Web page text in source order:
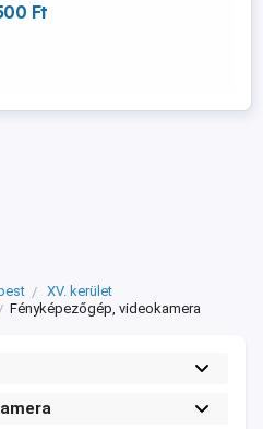
Ft
XV. kerület
Fényképezőgép, videokamera